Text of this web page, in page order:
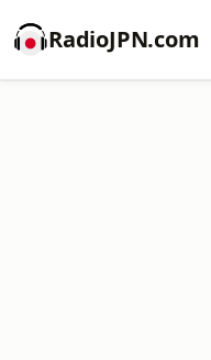
RadioJPN.com